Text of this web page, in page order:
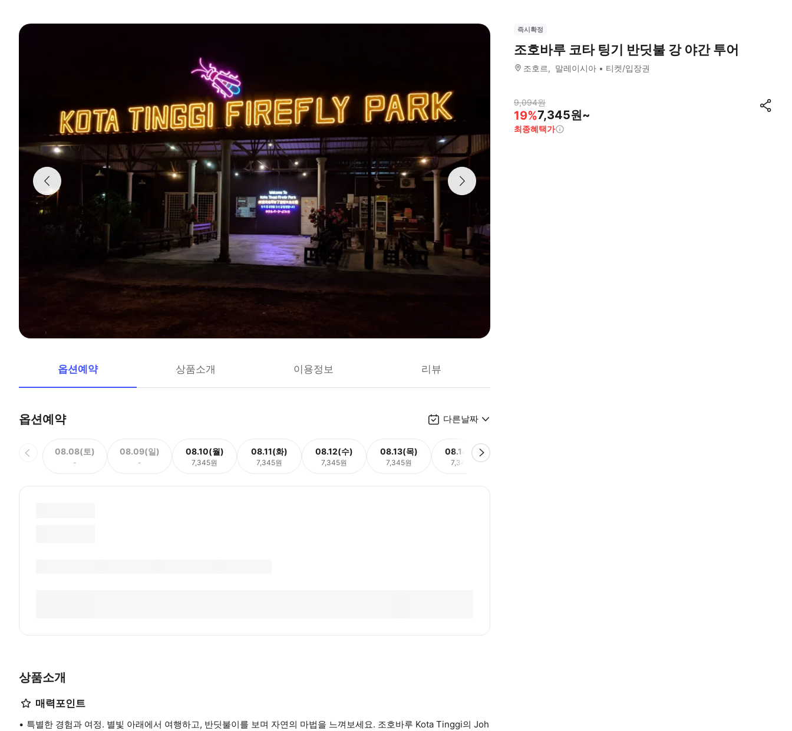
옵션예약 상품소개 이용정보 리뷰
옵션예약 다른날짜
08.08(토)
-
08.09(일)
-
08.10(월)
7,345원
08.11(화)
7,345원
08.12(수)
7,345원
08.13(목)
7,345원
08.14(금)
7,345원
상품소개
매력포인트
특별한 경험과 여정. 별빛 아래에서 여행하고, 반딧불이를 보며 자연의 마법을 느껴보세요. 조호바루 Kota Tinggi의 Joh
즉시확정
조호바루 코타 팅기 반딧불 강 야간 투어
조호르 말레이시아 티켓/입장권
9,094원
19%7,345원~
최종혜택가